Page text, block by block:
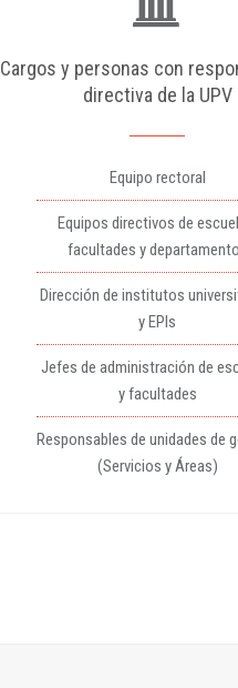
Cargos y personas con
directiva de la UPV
Equipo rectoral
Equipos directivos de
facultades y
Dirección de institutos
y EPIs
Jefes de administración de
y facultades
Responsables de unidades de
(Servicios y Áreas)